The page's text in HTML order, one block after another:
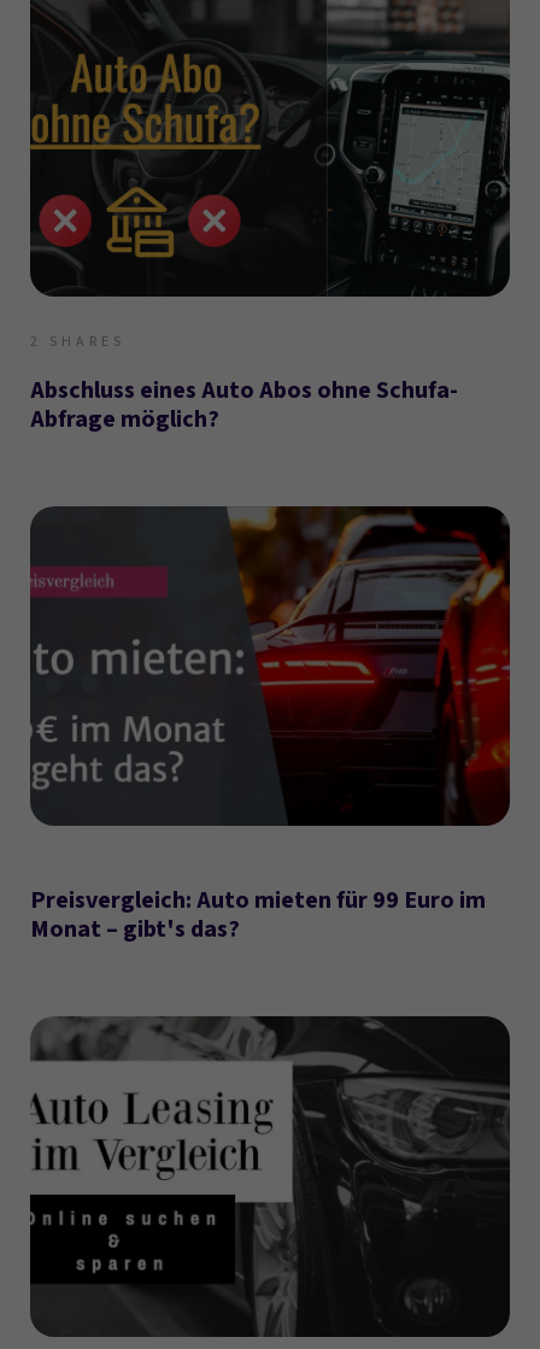
2 SHARES
Abschluss eines Auto Abos ohne Schufa-
Abfrage möglich?
Preisvergleich: Auto mieten für 99 Euro im
Monat – gibt's das?